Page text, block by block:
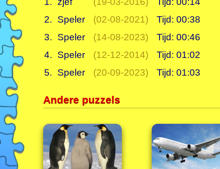
2.
Speler (02-08-2021)
Tijd: 00:38
3.
Speler (14-08-2023)
Tijd: 00:46
4.
Speler (12-12-2014)
Tijd: 01:02
5.
Speler (20-09-2023) Tijd: 01:03
Andere puzzels